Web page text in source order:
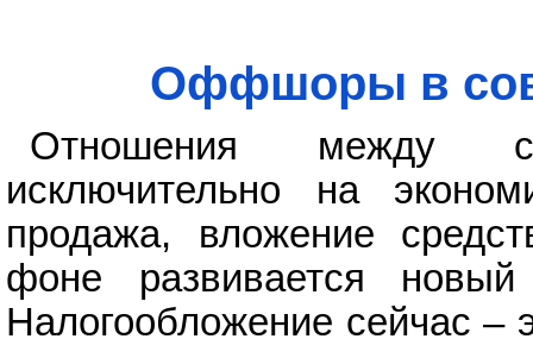
Оффшоры в
Отношения между
исключительно на
продажа, вложение
фоне развивается
Налогообложение сейчас –